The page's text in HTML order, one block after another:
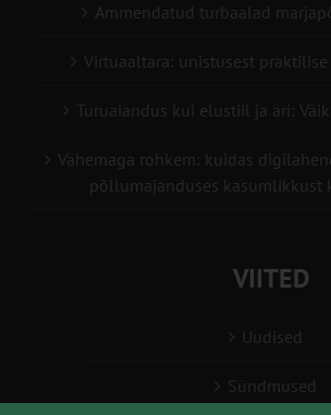
Ammendatud turbaalad
Virtuaaltara: unistusest praktilise
Turuaiandus kui elustiil ja äri:
Vähemaga rohkem: kuidas
põllumajanduses kasumlikkust
VIITED
Uudised
Sündmused